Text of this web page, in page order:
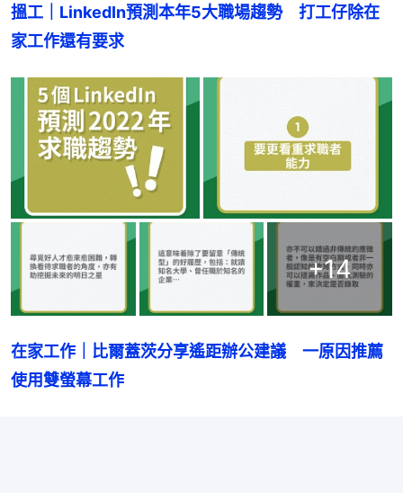
搵工｜LinkedIn預測本年5大職場趨勢　打工仔除在
家工作還有要求
+14
在家工作｜比爾蓋茨分享遙距辦公建議　一原因推薦
使用雙螢幕工作